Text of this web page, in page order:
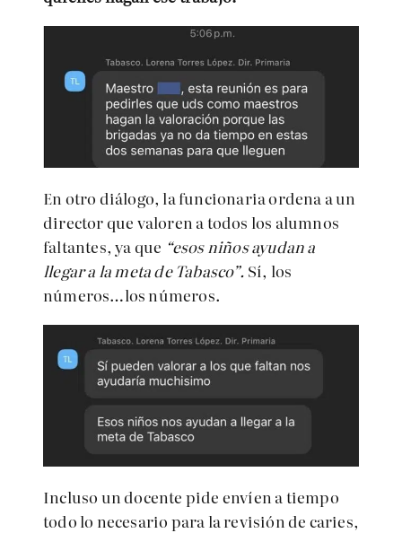
En otro diálogo, la funcionaria ordena a un
director que valoren a todos los alumnos
faltantes, ya que “esos niños ayudan a
llegar a la meta de Tabasco”. Sí, los
números…los números.
Incluso un docente pide envíen a tiempo
todo lo necesario para la revisión de caries,